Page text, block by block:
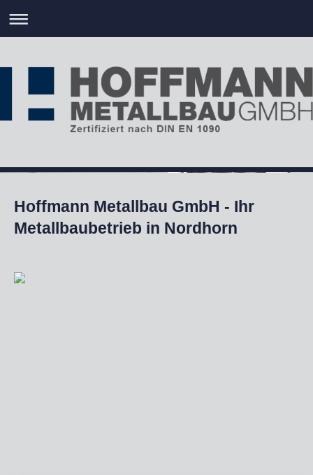
Hoffmann Metallbau GmbH - Ihr
Metallbaubetrieb in Nordhorn